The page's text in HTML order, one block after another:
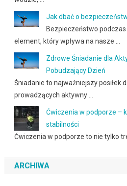
Jak dbać o
Bezpieczeństwo
element, który wpływa na nasze …
Zdrowe Śniadanie dla
Pobudzający Dzień
Śniadanie to najważniejszy posiłek
prowadzących aktywny …
Ćwiczenia w podporze –
stabilności
Ćwiczenia w podporze to nie tylko
ARCHIWA